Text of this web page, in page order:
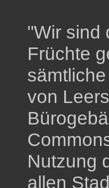
"Wir sind
Früchte
von
Nutzung
allen